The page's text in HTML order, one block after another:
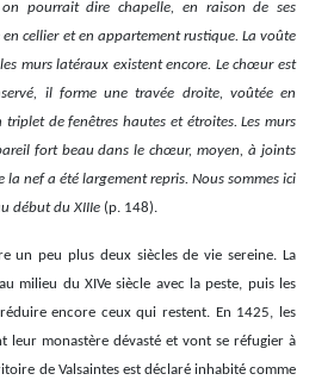
on pourrait dire chapelle, en raison de ses
cellier et en appartement rustique. La voûte
murs latéraux existent encore. Le chœur est
il forme une travée droite, voûtée en
triplet de fenêtres hautes et étroites. Les murs
fort beau dans le chœur, moyen, à joints
la nef a été largement repris. Nous sommes ici
début du XIIIe (p. 148).
un peu plus deux siècles de vie sereine. La
milieu du XIVe siècle avec la peste, puis les
encore ceux qui restent. En 1425, les
leur monastère dévasté et vont se réfugier à
de Valsaintes est déclaré inhabité comme